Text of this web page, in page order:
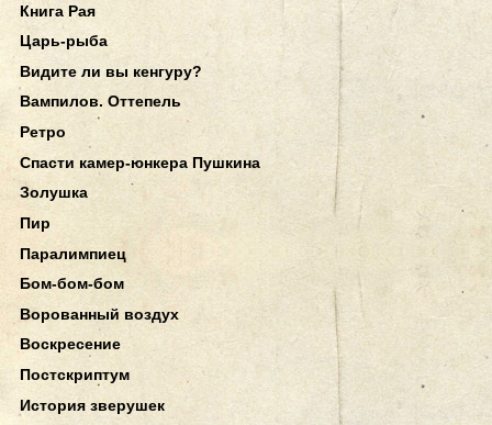
Книга Рая
Царь-рыба
Видите ли вы кенгуру?
Вампилов. Оттепель
Ретро
Спасти камер-юнкера Пушкина
Золушка
Пир
Паралимпиец
Бом-бом-бом
Ворованный воздух
Воскресение
Постскриптум
История зверушек